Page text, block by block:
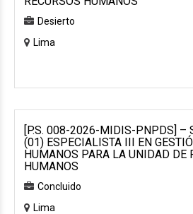
Desierto
Lima
[P.S. 008-2026-MIDIS-PNPDS] –
(01) ESPECIALISTA III EN
HUMANOS PARA LA UNIDAD DE
HUMANOS
Concluido
Lima